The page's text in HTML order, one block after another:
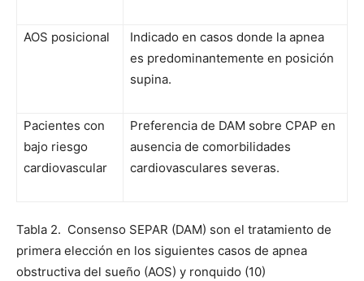
AOS posicional
Indicado en casos donde la apnea
es predominantemente en posición
supina.
Pacientes con
bajo riesgo
cardiovascular
Preferencia de DAM sobre CPAP en
ausencia de comorbilidades
cardiovasculares severas.
Tabla 2. Consenso SEPAR (DAM) son el tratamiento de
primera elección en los siguientes casos de apnea
obstructiva del sueño (AOS) y ronquido (10)